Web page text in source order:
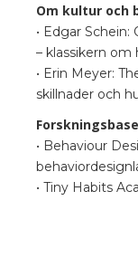
Om kultur och
• Edgar
– klassikern
• Erin Meyer:
skillnader och
• Behaviour
• Tiny Habits